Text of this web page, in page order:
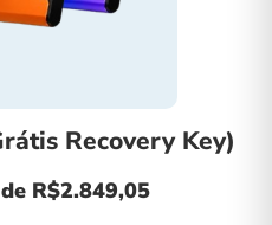
Recovery Key)
R$2.849,05